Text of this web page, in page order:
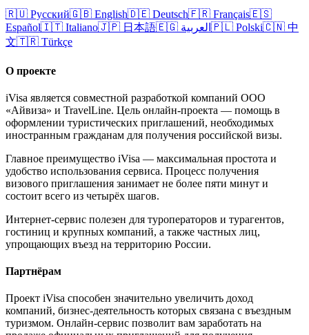
🇷🇺 Русский🇬🇧 English🇩🇪 Deutsch🇫🇷 Français🇪🇸
Español🇮🇹 Italiano🇯🇵 日本語🇪🇬 العربية 🇵🇱 Polski🇨🇳 中
文🇹🇷 Türkçe
О проекте
iVisa является совместной разработкой компаний ООО
«Айвиза» и TravelLine. Цель онлайн-проекта — помощь в
оформлении туристических приглашений, необходимых
иностранным гражданам для получения российской визы.
Главное преимущество iVisa — максимальная простота и
удобство использования сервиса. Процесс получения
визового приглашения занимает не более пяти минут и
состоит всего из четырёх шагов.
Интернет-сервис полезен для туроператоров и турагентов,
гостиниц и крупных компаний, а также частных лиц,
упрощающих въезд на территорию России.
Партнёрам
Проект iVisa способен значительно увеличить доход
компаний, бизнес-деятельность которых связана с въездным
туризмом. Онлайн-сервис позволит вам заработать на